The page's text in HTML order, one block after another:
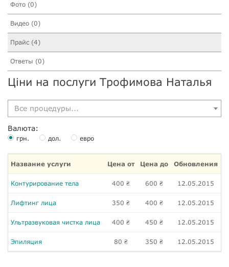
Фото (0)
Видео (0)
Прайс (4)
Ответы (0)
Ціни на послуги Трофимова Наталья
Все процедуры...
Валюта:
грн. дол. евро
Название услуги Цена от Цена до Обновления
Контурирование тела 400 ₴ 600 ₴ 12.05.2015
Лифтинг лица 350 ₴ 400 ₴ 12.05.2015
Ультразвуковая чистка лица 400 ₴ 450 ₴ 12.05.2015
Эпиляция 80 ₴ 350 ₴ 12.05.2015